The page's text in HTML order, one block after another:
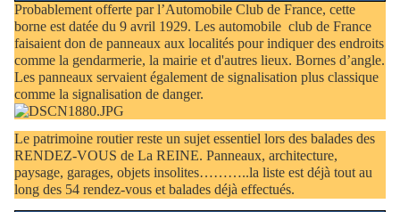
Probablement offerte par l’Automobile Club de France, cette
borne est datée du 9 avril 1929. Les automobile club de France
faisaient don de panneaux aux localités pour indiquer des endroits
comme la gendarmerie, la mairie et d'autres lieux. Bornes d’angle.
Les panneaux servaient également de signalisation plus classique
comme la signalisation de danger.
Le patrimoine routier reste un sujet essentiel lors des balades des
RENDEZ-VOUS de La REINE. Panneaux, architecture,
paysage, garages, objets insolites………..la liste est déjà tout au
long des 54 rendez-vous et balades déjà effectués.